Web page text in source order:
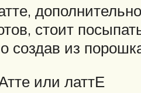
стоит
создав из
или латтЕ